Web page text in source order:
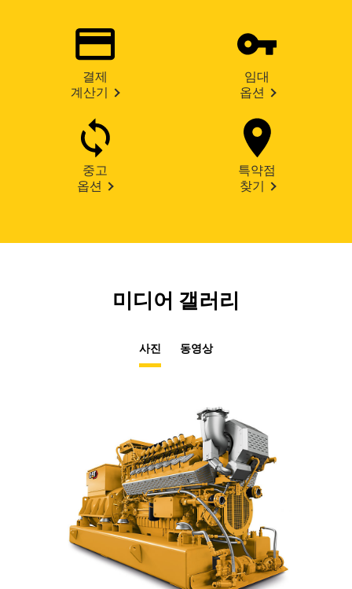
결제
계산기
임대
옵션
중고
옵션
특약점
찾기
미디어 갤러리
사진 동영상